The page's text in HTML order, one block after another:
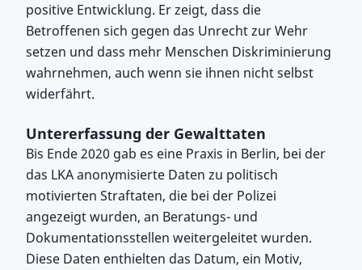
positive Entwicklung. Er zeigt, dass die
Betroffenen sich gegen das Unrecht zur Wehr
setzen und dass mehr Menschen Diskriminierung
wahrnehmen, auch wenn sie ihnen nicht selbst
widerfährt.
Untererfassung der Gewalttaten
Bis Ende 2020 gab es eine Praxis in Berlin, bei der
das LKA anonymisierte Daten zu politisch
motivierten Straftaten, die bei der Polizei
angezeigt wurden, an Beratungs- und
Dokumentationsstellen weitergeleitet wurden.
Diese Daten enthielten das Datum, ein Motiv,